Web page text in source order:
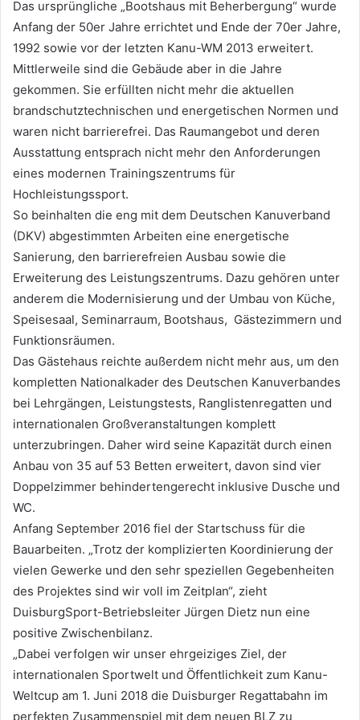
Das ursprüngliche „Bootshaus mit Beherbergung“ wurde
Anfang der 50er Jahre errichtet und Ende der 70er Jahre,
1992 sowie vor der letzten Kanu-WM 2013 erweitert.
Mittlerweile sind die Gebäude aber in die Jahre
gekommen. Sie erfüllten nicht mehr die aktuellen
brandschutztechnischen und energetischen Normen und
waren nicht barrierefrei. Das Raumangebot und deren
Ausstattung entsprach nicht mehr den Anforderungen
eines modernen Trainingszentrums für
Hochleistungssport.
So beinhalten die eng mit dem Deutschen Kanuverband
(DKV) abgestimmten Arbeiten eine energetische
Sanierung, den barrierefreien Ausbau sowie die
Erweiterung des Leistungszentrums. Dazu gehören unter
anderem die Modernisierung und der Umbau von Küche,
Speisesaal, Seminarraum, Bootshaus, Gästezimmern und
Funktionsräumen.
Das Gästehaus reichte außerdem nicht mehr aus, um den
kompletten Nationalkader des Deutschen Kanuverbandes
bei Lehrgängen, Leistungstests, Ranglistenregatten und
internationalen Großveranstaltungen komplett
unterzubringen. Daher wird seine Kapazität durch einen
Anbau von 35 auf 53 Betten erweitert, davon sind vier
Doppelzimmer behindertengerecht inklusive Dusche und
WC.
Anfang September 2016 fiel der Startschuss für die
Bauarbeiten. „Trotz der komplizierten Koordinierung der
vielen Gewerke und den sehr speziellen Gegebenheiten
des Projektes sind wir voll im Zeitplan“, zieht
DuisburgSport-Betriebsleiter Jürgen Dietz nun eine
positive Zwischenbilanz.
„Dabei verfolgen wir unser ehrgeiziges Ziel, der
internationalen Sportwelt und Öffentlichkeit zum Kanu-
Weltcup am 1. Juni 2018 die Duisburger Regattabahn im
perfekten Zusammenspiel mit dem neuen BLZ zu